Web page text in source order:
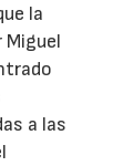
la
a las